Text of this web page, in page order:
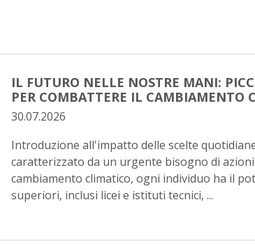
IL FUTURO NELLE NOSTRE MANI:
PER COMBATTERE IL CAMBIAMENTO
30.07.2026
Introduzione all'impatto delle scelte
caratterizzato da un urgente bisogno di
cambiamento climatico, ogni individuo ha il
superiori, inclusi licei e istituti tecnici, ...